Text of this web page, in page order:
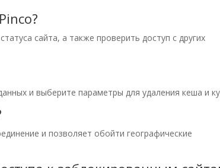
сайта, а также проверить доступ с других
и выберите параметры для удаления кеша и
и позволяет обойти географические